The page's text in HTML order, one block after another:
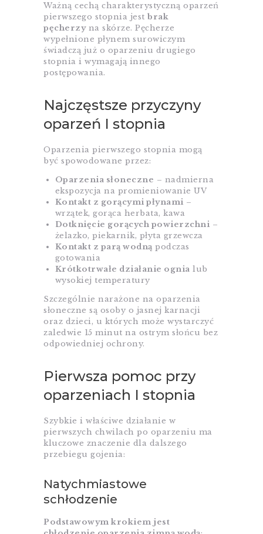
Ważną cechą charakterystyczną oparzeń
pierwszego stopnia jest brak
pęcherzyna skórze. Pęcherze
wypełnione płynem surowiczym
świadczą już o oparzeniu drugiego
stopnia i wymagają innego
postępowania.
Najczęstsze przyczyny
oparzeń I stopnia
Oparzenia pierwszego stopnia mogą
być spowodowane przez:
Oparzenia słoneczne – nadmierna
ekspozycja na promieniowanie UV
Kontakt z gorącymi płynami –
wrzątek, gorąca herbata, kawa
Dotknięcie gorących powierzchni –
żelazko, piekarnik, płyta grzewcza
Kontakt z parą wodną podczas
gotowania
Krótkotrwałe działanie ognia lub
wysokiej temperatury
Szczególnie narażone na oparzenia
słoneczne są osoby o jasnej karnacji
oraz dzieci, u których może wystarczyć
zaledwie 15 minut na ostrym słońcu bez
odpowiedniej ochrony.
Pierwsza pomoc przy
oparzeniach I stopnia
Szybkie i właściwe działanie w
pierwszych chwilach po oparzeniu ma
kluczowe znaczenie dla dalszego
przebiegu gojenia:
Natychmiastowe
schłodzenie
Podstawowym krokiem jest